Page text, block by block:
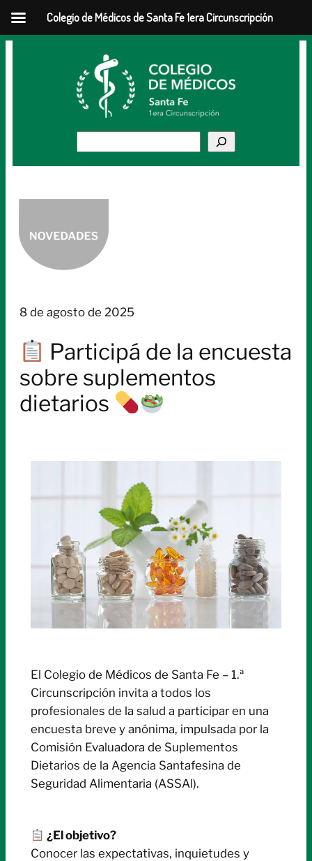
8 de agosto de 2025
Participá de la encuesta
sobre suplementos
dietarios
El Colegio de Médicos de Santa Fe – 1.ª
Circunscripción invita a todos los
profesionales de la salud a participar en una
encuesta breve y anónima, impulsada por la
Comisión Evaluadora de Suplementos
Dietarios de la Agencia Santafesina de
Seguridad Alimentaria (ASSAl).
¿El objetivo?
Conocer las expectativas, inquietudes y
Colegio de Médicos de Santa Fe 1era Circunscripción